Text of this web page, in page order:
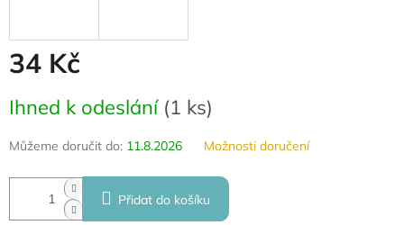
34 Kč
cena:
Ihned k odeslání (1 ks)
Můžeme doručit do: 11.8.2026 Možnosti doručení
Přidat do košíku